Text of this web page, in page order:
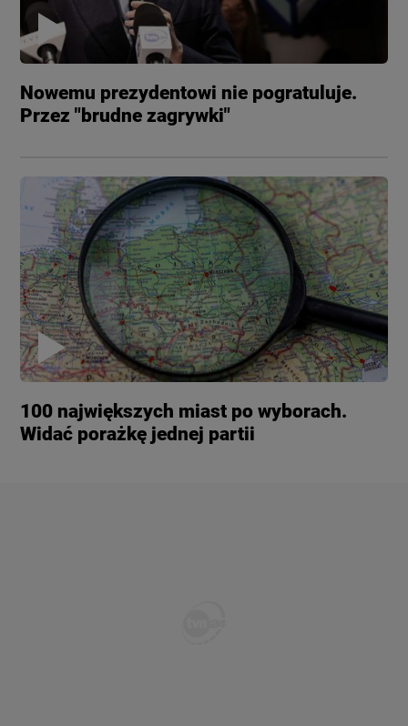
Nowemu prezydentowi nie pogratuluje.
Przez "brudne zagrywki"
100 największych miast po wyborach.
Widać porażkę jednej partii